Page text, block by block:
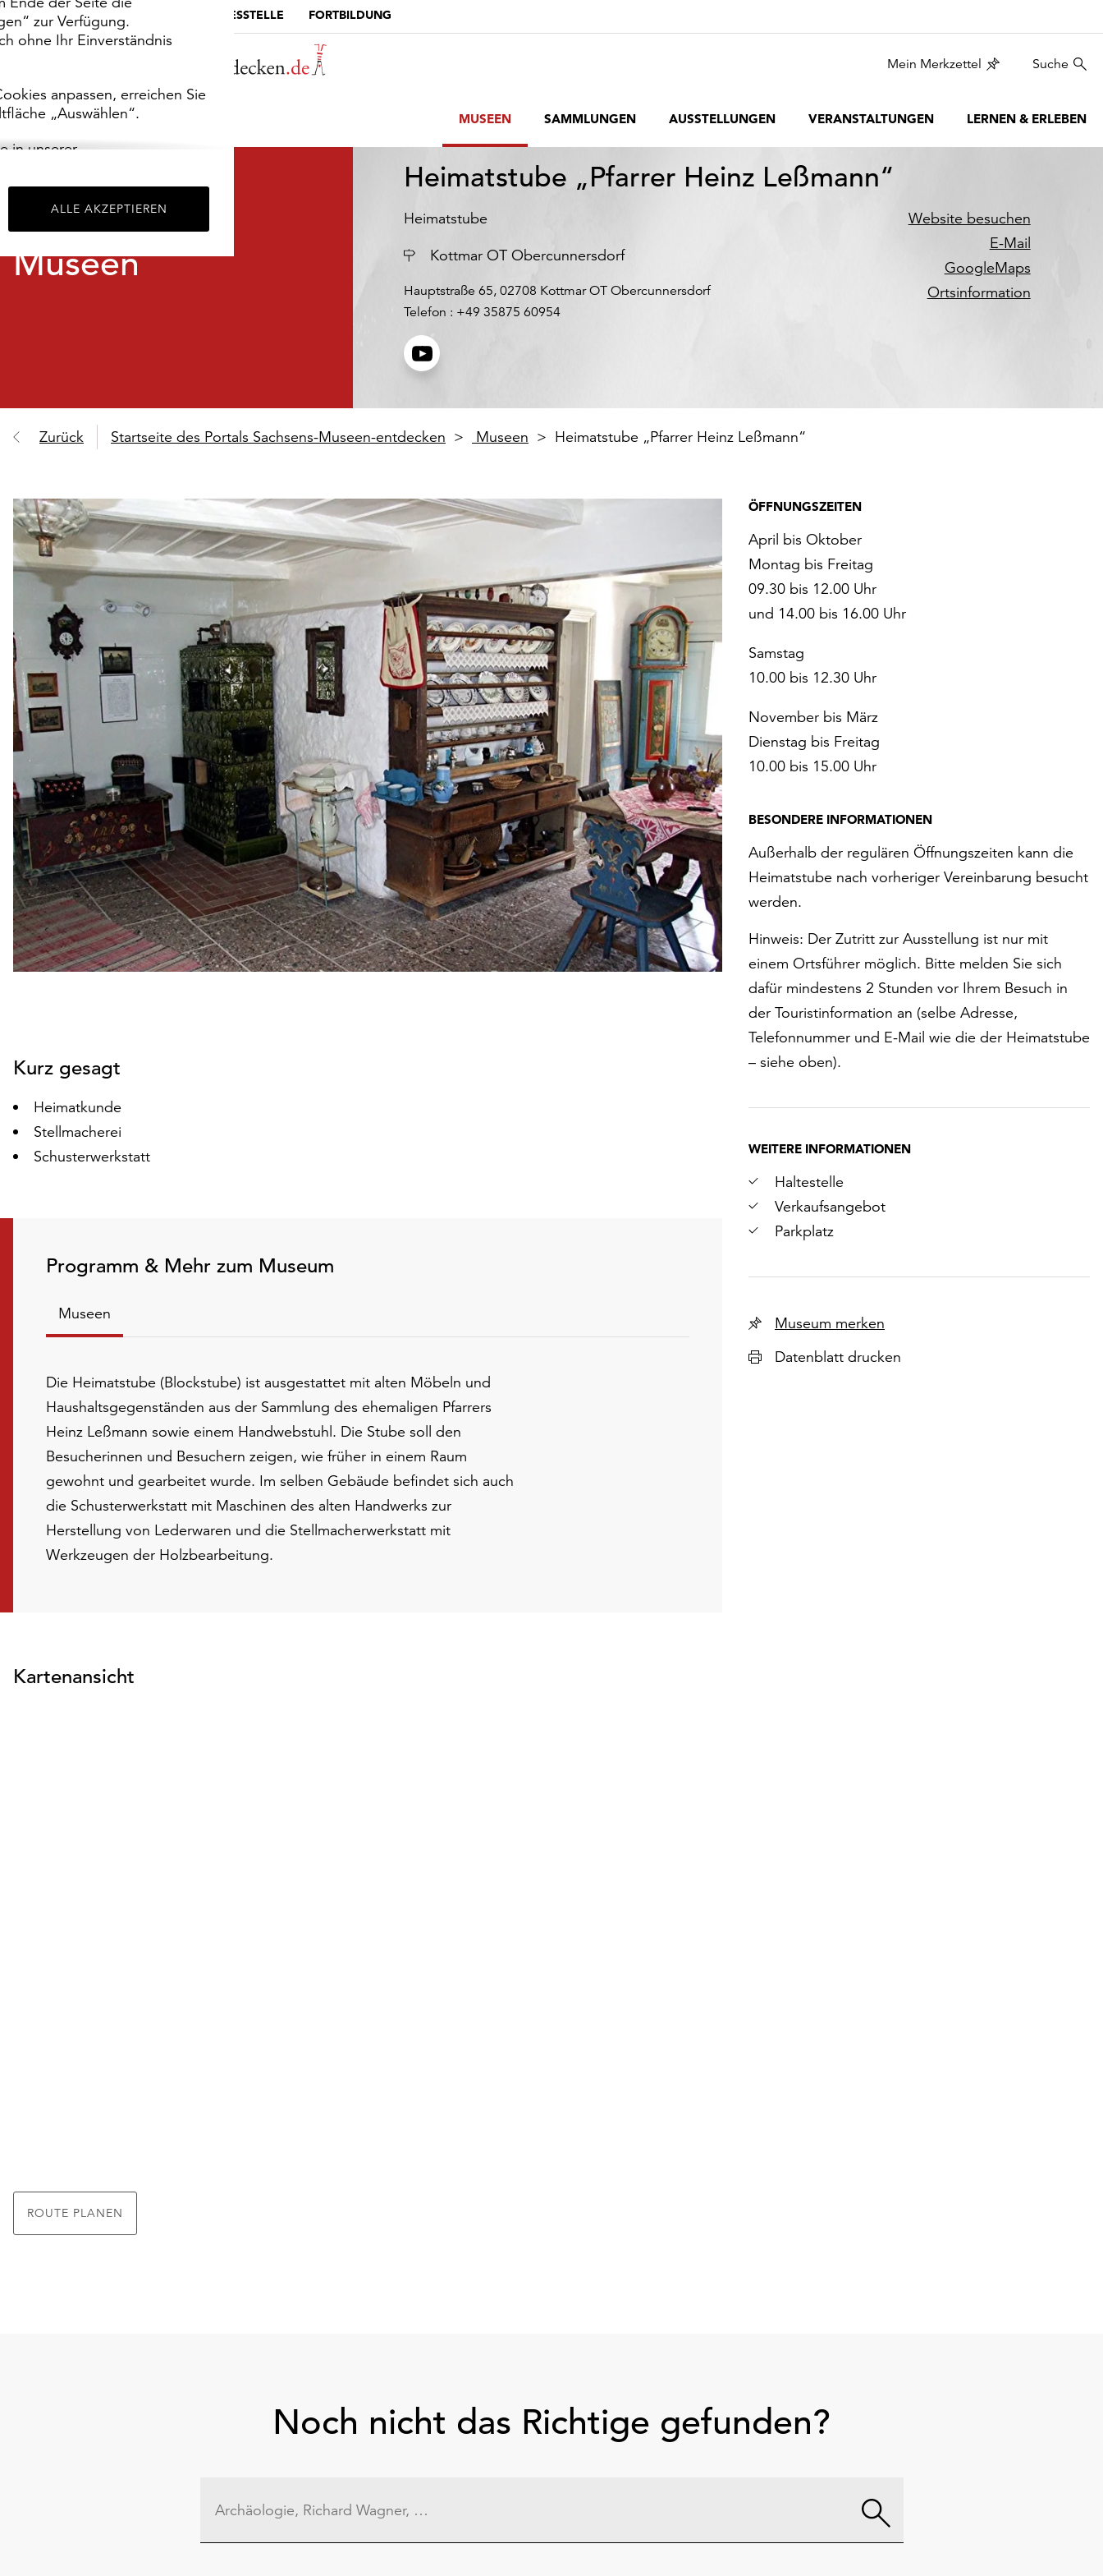
zur Verfügung.
ohne Ihr Einverständnis
anpassen, erreichen Sie
„Auswählen“.
in unserer
ALLE AKZEPTIEREN
MUSEUMSPORTAL DIE LANDESSTELLE FORTBILDUNG
Mein Merkzettel Suche
MUSEEN SAMMLUNGEN AUSSTELLUNGEN VERANSTALTUNGEN LERNEN & ERLEBEN
Museen
Heimatstube „Pfarrer Heinz Leßmann“
Heimatstube
Ort
Kottmar OT Obercunnersdorf
Hauptstraße 65, 02708 Kottmar OT Obercunnersdorf
Telefon : +49 35875 60954
Website besuchen
E-Mail
GoogleMaps
Ortsinformation
Zurück Startseite des Portals Sachsens-Museen-entdecken Museen Heimatstube „Pfarrer Heinz Leßmann“
Kurz gesagt
Heimatkunde
Stellmacherei
Schusterwerkstatt
Programm & Mehr zum Museum
Museen
Die Heimatstube (Blockstube) ist ausgestattet mit alten Möbeln und
Haushaltsgegenständen aus der Sammlung des ehemaligen Pfarrers
Heinz Leßmann sowie einem Handwebstuhl. Die Stube soll den
Besucherinnen und Besuchern zeigen, wie früher in einem Raum
gewohnt und gearbeitet wurde. Im selben Gebäude befindet sich auch
die Schusterwerkstatt mit Maschinen des alten Handwerks zur
Herstellung von Lederwaren und die Stellmacherwerkstatt mit
Werkzeugen der Holzbearbeitung.
Kartenansicht
ROUTE PLANEN
ÖFFNUNGSZEITEN
April bis Oktober
Montag bis Freitag
09.30 bis 12.00 Uhr
und 14.00 bis 16.00 Uhr
Samstag
10.00 bis 12.30 Uhr
November bis März
Dienstag bis Freitag
10.00 bis 15.00 Uhr
BESONDERE INFORMATIONEN
Außerhalb der regulären Öffnungszeiten kann die
Heimatstube nach vorheriger Vereinbarung besucht
werden.
Hinweis: Der Zutritt zur Ausstellung ist nur mit
einem Ortsführer möglich. Bitte melden Sie sich
dafür mindestens 2 Stunden vor Ihrem Besuch in
der Touristinformation an (selbe Adresse,
Telefonnummer und E-Mail wie die der Heimatstube
– siehe oben).
WEITERE INFORMATIONEN
Haltestelle
Verkaufsangebot
Parkplatz
Museum merken
Datenblatt drucken
Noch nicht das Richtige gefunden?